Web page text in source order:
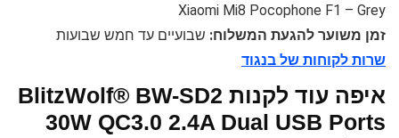
Xiaomi Mi8 Pocophone F1 – Grey
זמן משוער להגעת המשלוח: שבועיים עד חמש שבועות
שרות לקוחות של בנגוד
איפה עוד לקנות BlitzWolf® BW-SD2
30W QC3.0 2.4A Dual USB Ports